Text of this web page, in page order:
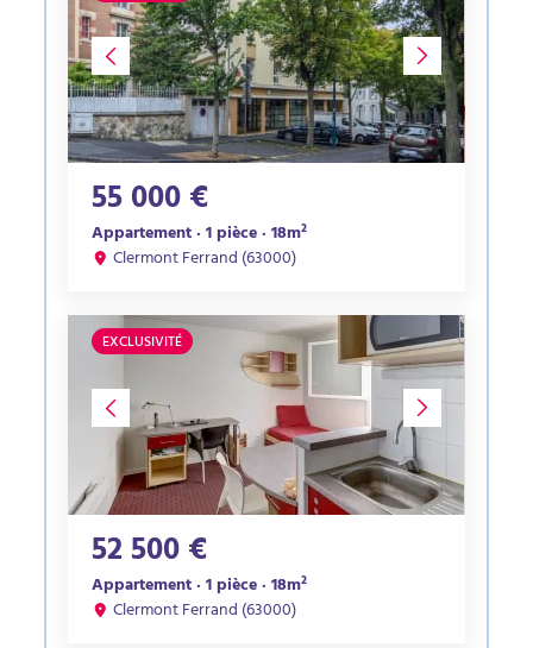
55 000 €
Appartement · 1 pièce · 18m²
Clermont Ferrand (63000)
EXCLUSIVITÉ
52 500 €
Appartement · 1 pièce · 18m²
Clermont Ferrand (63000)